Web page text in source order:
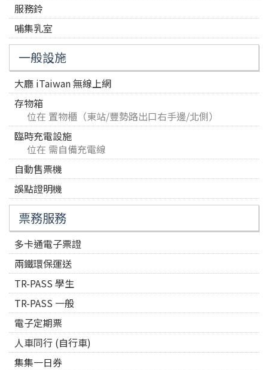
服務鈴
哺集乳室
一般設施
大廳 iTaiwan 無線上網
存物箱
位在 置物櫃（東站/豐勢路出口右手邊/北側）
臨時充電設施
位在 需自備充電線
自動售票機
誤點證明機
票務服務
多卡通電子票證
兩鐵環保運送
TR-PASS 學生
TR-PASS 一般
電子定期票
人車同行 (自行車)
集集一日券